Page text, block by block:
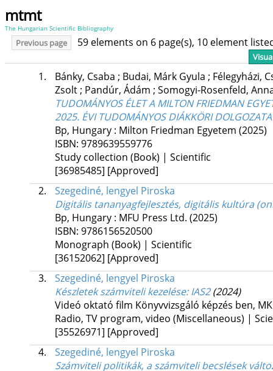
mtmt
The Hungarian Scientific Bibliography
Previous page 59 elements on 6 page(s), 10 element
1. Bánky, Csaba ; Budai, Márk Gyula ; Félegyházi,
Zsolt; Pandúr, Ádám ; Somogyi-Rosenfeld,
TUDOMÁNYOS ÉLET A MILTON FRIEDMAN
2025. ÉVI TUDOMÁNYOS DIÁKKÖRI
Bp, Hungary : Milton Friedman Egyetem (2025)
ISBN: 9789639559776
Study collection (Book) | Scientific
[36985485] [Approved]
2.
Szegediné, lengyel Piroska
Digitális tananyagfejlesztés, digitális kultúra
Bp, Hungary : MFU Press Ltd. (2025)
ISBN: 9786156520500
Monograph (Book) | Scientific
[36152062] [Approved]
3.
Szegediné, lengyel Piroska
Készletek számviteli kezelése: IAS2 (2024)
Videó oktató film Könyvvizsgáló képzés ben,
Radio, TV program, video (Miscellaneous) |
[35526971] [Approved]
4.
Szegediné, lengyel Piroska
Számviteli politikák, a számviteli becslések